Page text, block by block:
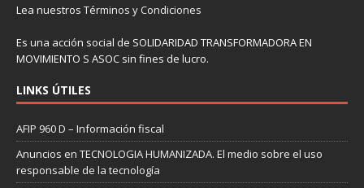
Lea nuestros Términos y Condiciones
Es una acción social de SOLIDARIDAD TRANSFORMADORA EN
MOVIMIENTO S ASOC sin fines de lucro.
LINKS ÚTILES
AFIP 960 D – Información fiscal
Anuncios en TECNOLOGIA HUMANIZADA. El medio sobre el uso
responsable de la tecnología